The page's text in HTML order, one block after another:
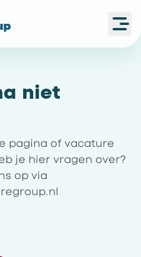
niet
pagina of vacature
je hier vragen over?
op via